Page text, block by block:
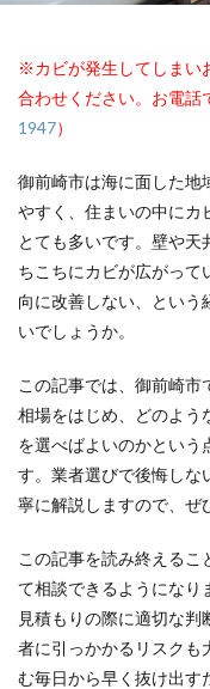
※カビが発生してしまい
合わせください。お電話
1947）
御前崎市は海に面した地
やすく、住まいの中にカ
とても多いです。壁や
ちこちにカビが広がって
向に改善しない、という
いでしょうか。
この記事では、御前崎
相場をはじめ、どのよう
を選べばよいのかという
す。業者選びで後悔しな
寧に解説しますので、ぜ
この記事を読み終えるこ
て相談できるようになり
見積もりの際に適切な
者に引っかかるリスクも
む毎日から早く抜け出す